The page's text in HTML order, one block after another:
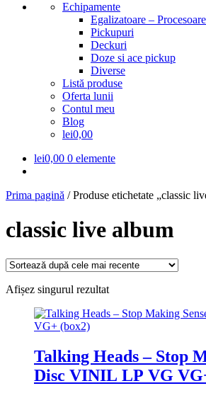
Echipamente
Egalizatoare –
Pickupuri
Deckuri
Doze si ace pickup
Diverse
Listă produse
Oferta lunii
Contul meu
Blog
lei0,00
lei0,00 0 elemente
Prima pagină /Produse etichetate „classic
classic live album
Afișez singurul rezultat
Talking Heads – Stop
Disc VINIL LP VG